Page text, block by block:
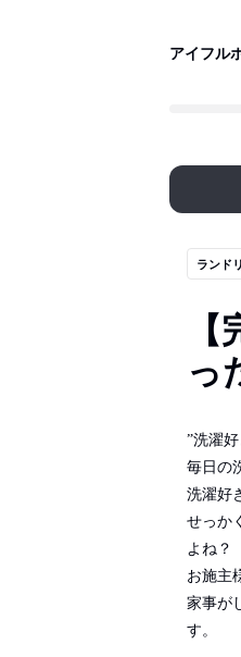
アイフル
ランド
っ
”洗濯
毎日の
洗濯好
せっか
よね？
お施主
家事が
す。